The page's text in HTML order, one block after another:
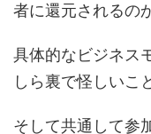
者に還元されるの
具体的なビジネス
しら裏で怪しいこ
そして共通して参